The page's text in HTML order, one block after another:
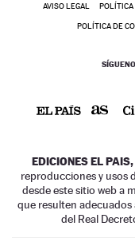
AVISO LEGAL POLÍTICA
POLÍTICA DE
EDICIONES EL
reproducciones y usos
desde este sitio web a
que resulten
del Real